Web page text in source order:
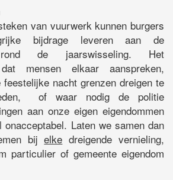
van vuurwerk kunnen burgers
bijdrage leveren aan de
rond de jaarswisseling. Het
mensen elkaar aanspreken,
nacht grenzen dreigen te
of waar nodig de politie
aan onze eigen eigendommen
onacceptabel. Laten we samen dan
bijelke dreigende vernieling,
particulier of gemeente eigendom